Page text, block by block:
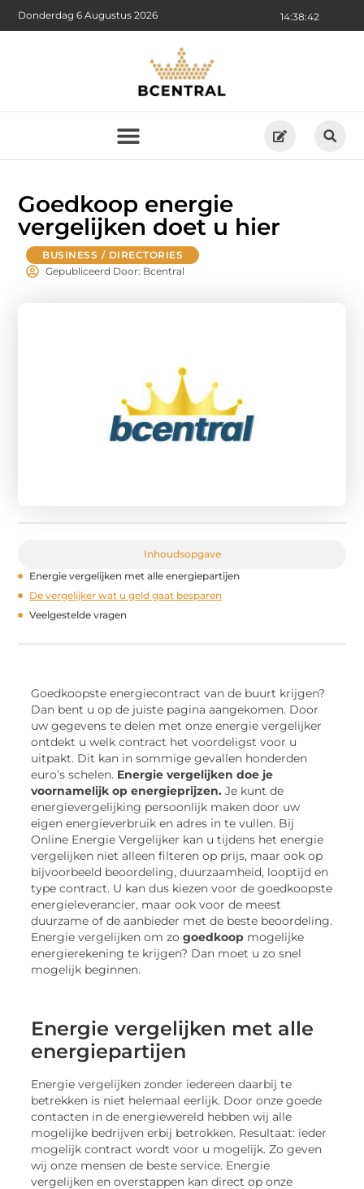
14:38:43
Donderdag 6 Augustus 2026
Goedkoop energie
vergelijken doet u hier
BUSINESS / DIRECTORIES
Gepubliceerd Door: Bcentral
Inhoudsopgave
Energie vergelijken met alle energiepartijen
De vergelijker wat u geld gaat besparen
Veelgestelde vragen
Goedkoopste energiecontract van de buurt krijgen?
Dan bent u op de juiste pagina aangekomen. Door
uw gegevens te delen met onze energie vergelijker
ontdekt u welk contract het voordeligst voor u
uitpakt. Dit kan in sommige gevallen honderden
euro’s schelen. Energie vergelijken doe je
voornamelijk op energieprijzen. Je kunt de
energievergelijking persoonlijk maken door uw
eigen energieverbruik en adres in te vullen. Bij
Online Energie Vergelijker kan u tijdens het energie
vergelijken niet alleen filteren op prijs, maar ook op
bijvoorbeeld beoordeling, duurzaamheid, looptijd en
type contract. U kan dus kiezen voor de goedkoopste
energieleverancier, maar ook voor de meest
duurzame of de aanbieder met de beste beoordeling.
Energie vergelijken om zogoedkoop mogelijke
energierekening te krijgen? Dan moet u zo snel
mogelijk beginnen.
Energie vergelijken met alle
energiepartijen
Energie vergelijken zonder iedereen daarbij te
betrekken is niet helemaal eerlijk. Door onze goede
contacten in de energiewereld hebben wij alle
mogelijke bedrijven erbij betrokken. Resultaat: ieder
mogelijk contract wordt voor u mogelijk. Zo geven
wij onze mensen de beste service. Energie
vergelijken en overstappen kan direct op onze